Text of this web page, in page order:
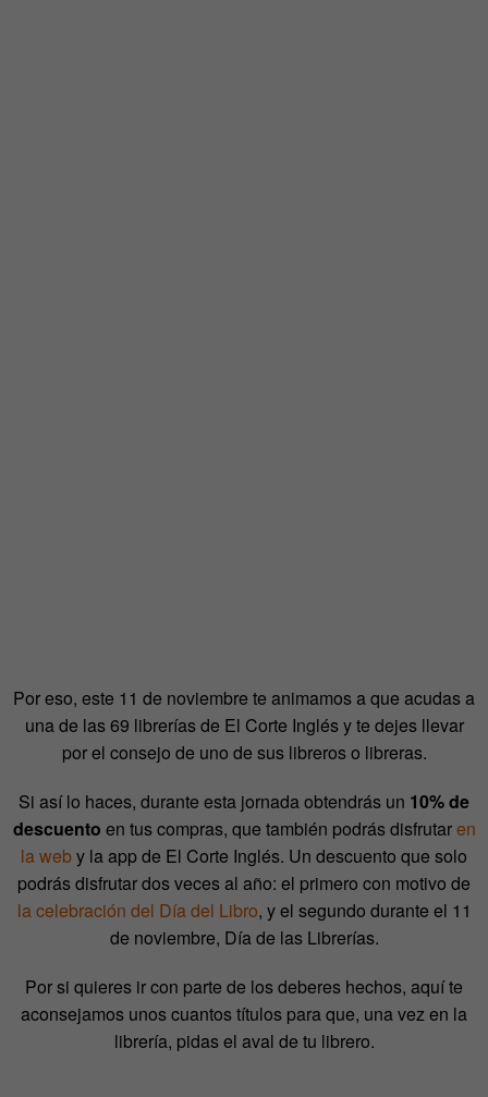
Por eso, este 11 de noviembre te animamos a que acudas a
una de las 69 librerías de El Corte Inglés y te dejes llevar
por el consejo de uno de sus libreros o libreras.
Si así lo haces, durante esta jornada obtendrás un 10% de
descuento en tus compras, que también podrás disfrutaren
la weby la app de El Corte Inglés. Un descuento que solo
podrás disfrutar dos veces al año: el primero con motivo de
la celebración del Día del Libro, y el segundo durante el 11
de noviembre, Día de las Librerías.
Por si quieres ir con parte de los deberes hechos, aquí te
aconsejamos unos cuantos títulos para que, una vez en la
librería, pidas el aval de tu librero.